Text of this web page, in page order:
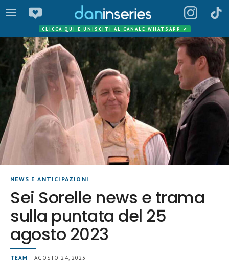
CLICCA QUI E UNISCITI AL CANALE WHATSAPP ✔
NEWS E ANTICIPAZIONI
Sei Sorelle news e trama
sulla puntata del 25
agosto 2023
TEAM | AGOSTO 24, 2023